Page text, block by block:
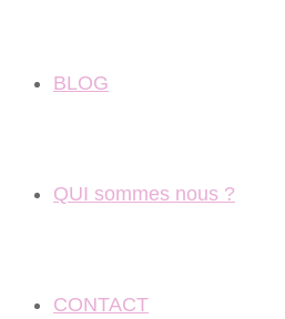
BLOG
QUI sommes nous ?
CONTACT